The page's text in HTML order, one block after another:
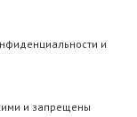
и
и запрещены